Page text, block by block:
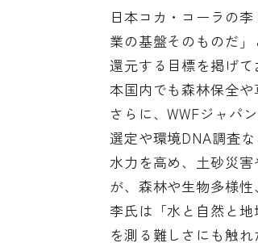
日本コカ・コーラの
業の基盤そのものだ
還元する目標を掲げ
本国内でも森林保全や
さらに、WWFジャパ
選定や環境DNA調査
水力を高め、土砂災
が、森林や生物多様性
李氏は「水と自然と
を測る難しさにも触